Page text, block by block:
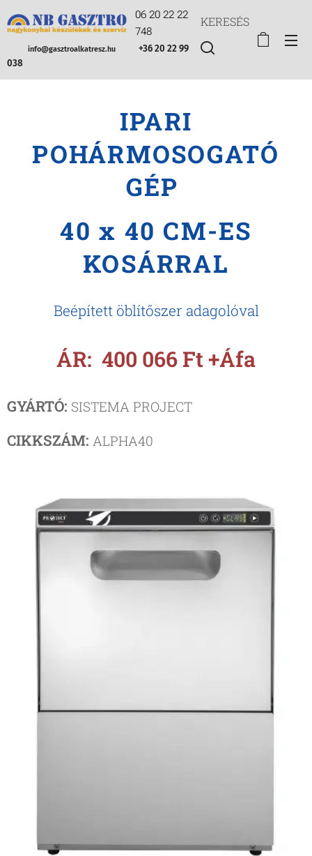
06 20 22 22
748
info@gasztroalkatresz.hu
+36 20 22 99
038
KERESÉS
IPARI
POHÁRMOSOGATÓ
GÉP
40 x 40 CM-ES
KOSÁRRAL
Beépített öblítőszer adagolóval
ÁR: 400 066 Ft +Áfa
GYÁRTÓ: SISTEMA PROJECT
CIKKSZÁM: ALPHA40